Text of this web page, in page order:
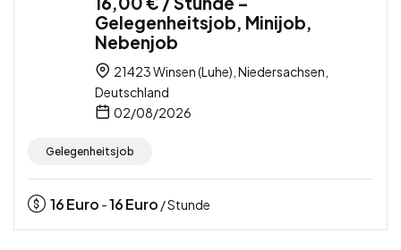
Gelegenheitsjob, Minijob,
Nebenjob
21423 Winsen (Luhe), Niedersachsen,
Deutschland
02/08/2026
Gelegenheitsjob
16Euro -16Euro / Stunde